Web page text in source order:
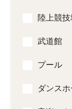
陸上競
武道館
プール
ダンス